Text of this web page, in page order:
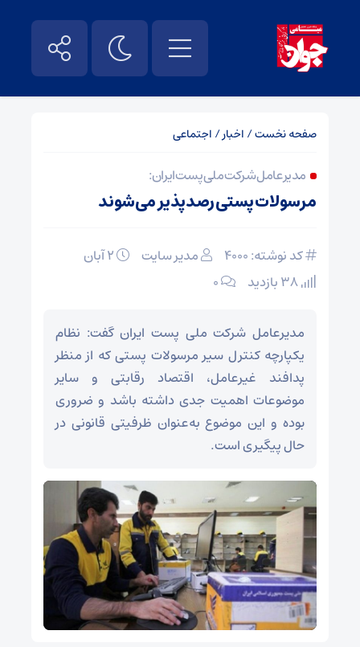
صفحه نخست/ اخبار/ اجتماعی
مدیرعامل شرکت ملی پست ایران:
مرسولات پستی رصدپذیر می‌شوند
کد نوشته: 4000 مدیر سایت
۰
مدیرعامل شرکت ملی پست ایران گفت: نظام
یکپارچه کنترل سیر مرسولات پستی که از منظر
پدافند غیرعامل، اقتصاد رقابتی و سایر
موضوعات اهمیت جدی داشته باشد و ضروری
بوده و این موضوع به‌عنوان ظرفیتی قانونی در
حال پیگیری است.